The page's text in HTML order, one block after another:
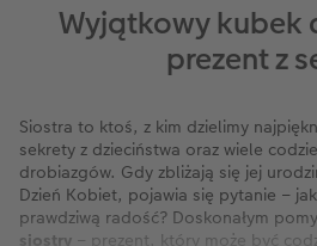
Wyjątkowy kubek
prezent z
Siostra to ktoś, z kim dzielimy
sekrety z dzieciństwa oraz wiele
drobiazgów. Gdy zbliżają się jej
Dzień Kobiet, pojawia się pytanie –
prawdziwą radość? Doskonałym
siostry – prezent, który może być